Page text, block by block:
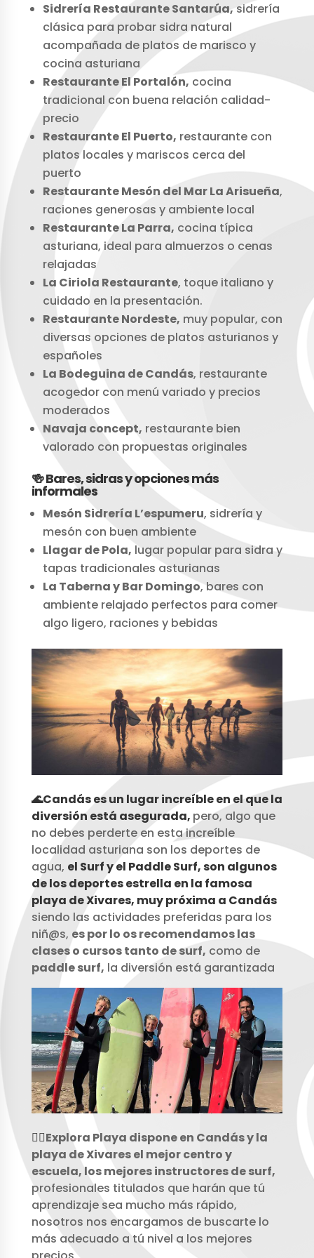
Sidrería Restaurante Santarúa,sidrería
clásica para probar sidra natural
acompañada de platos de marisco y
cocina asturiana
Restaurante El Portalón, cocina
tradicional con buena relación calidad-
precio
Restaurante El Puerto, restaurante con
platos locales y mariscos cerca del
puerto
Restaurante Mesón del Mar La Arisueña,
raciones generosas y ambiente local
Restaurante La Parra, cocina típica
asturiana, ideal para almuerzos o cenas
relajadas
La Ciriola Restaurante, toque italiano y
cuidado en la presentación.
Restaurante Nordeste, muy popular, con
diversas opciones de platos asturianos y
españoles
La Bodeguina de Candás, restaurante
acogedor con menú variado y precios
moderados
Navaja concept, restaurante bien
valorado con propuestas originales
🍻 Bares, sidras y opciones más
informales
Mesón Sidrería L’espumeru, sidrería y
mesón con buen ambiente
Llagar de Pola, lugar popular para sidra y
tapas tradicionales asturianas
La Taberna y Bar Domingo, bares con
ambiente relajado perfectos para comer
algo ligero, raciones y bebidas
🌊Candás es un lugar increíble en el que la
diversión está asegurada, pero, algo que
no debes perderte en esta increíble
localidad asturiana son los deportes de
agua, el Surf y el Paddle Surf, son algunos
de los deportes estrella en la famosa
playa de Xivares, muy próxima a Candás
siendo las actividades preferidas para los
niñ@s, es por lo os recomendamos las
clases o cursos tanto de surf, como de
paddle surf, la diversión está garantizada
🏄‍♂️Explora Playa dispone en Candás y la
playa de Xivares el mejor centro y
escuela, los mejores instructores de surf,
profesionales titulados que harán que tú
aprendizaje sea mucho más rápido,
nosotros nos encargamos de buscarte lo
más adecuado a tú nivel a los mejores